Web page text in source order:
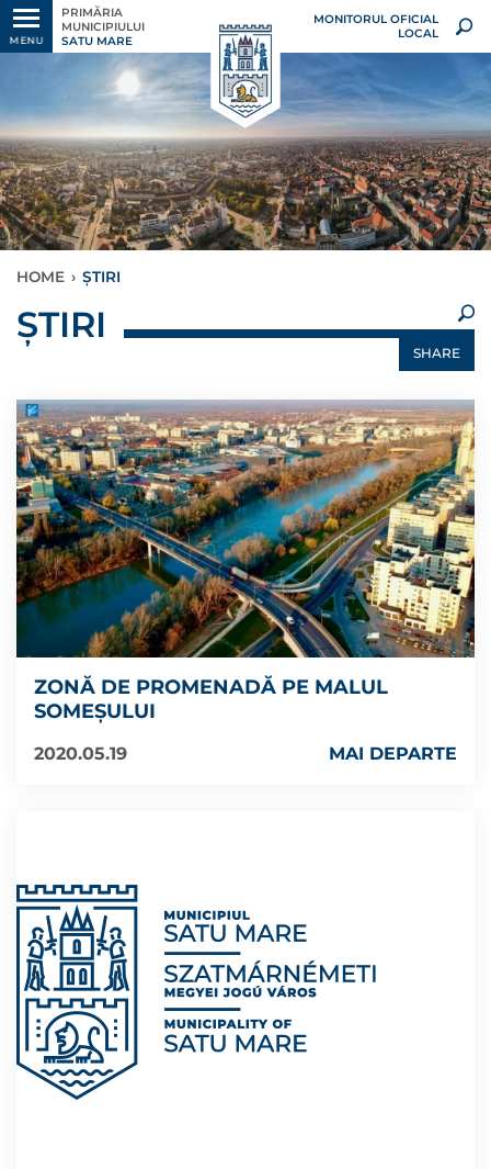
MENU
PRIMĂRIA
MUNICIPIULUI
SATU MARE
MONITORUL OFICIAL
LOCAL
HOME › ȘTIRI
×
ȘTIRI
SHARE
ZONĂ DE PROMENADĂ PE MALUL
SOMEȘULUI
2020.05.19 MAI DEPARTE